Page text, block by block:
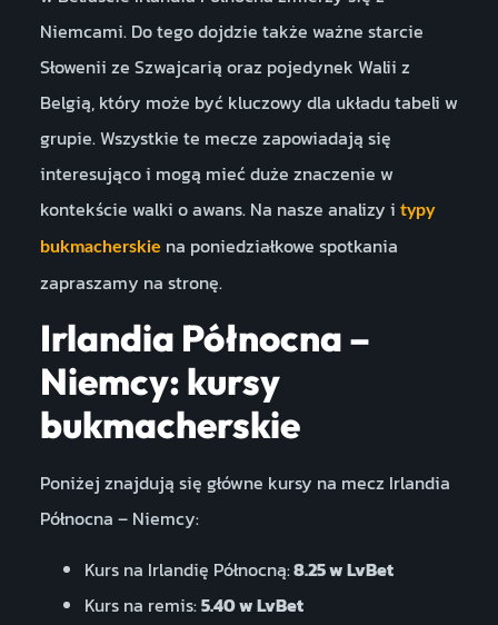
Niemcami. Do tego dojdzie także ważne starcie
Słowenii ze Szwajcarią oraz pojedynek Walii z
Belgią, który może być kluczowy dla układu tabeli w
grupie. Wszystkie te mecze zapowiadają się
interesująco i mogą mieć duże znaczenie w
kontekście walki o awans. Na nasze analizy i typy
bukmacherskie na poniedziałkowe spotkania
zapraszamy na stronę.
Irlandia Północna –
Niemcy: kursy
bukmacherskie
Poniżej znajdują się główne kursy na mecz Irlandia
Północna – Niemcy:
Kurs na Irlandię Północną:8.25 w LvBet
Kurs na remis:5.40 w LvBet